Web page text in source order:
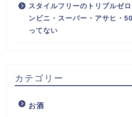
スタイルフリーのトリプルゼ
ンビニ・スーパー・アサヒ・
ってない
カテゴリー
お酒